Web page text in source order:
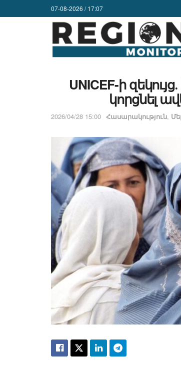
07-08-2026 / 17:07
UNICEF-ի
կորցնել
2026/04/28 15:00 Հասարակություն,